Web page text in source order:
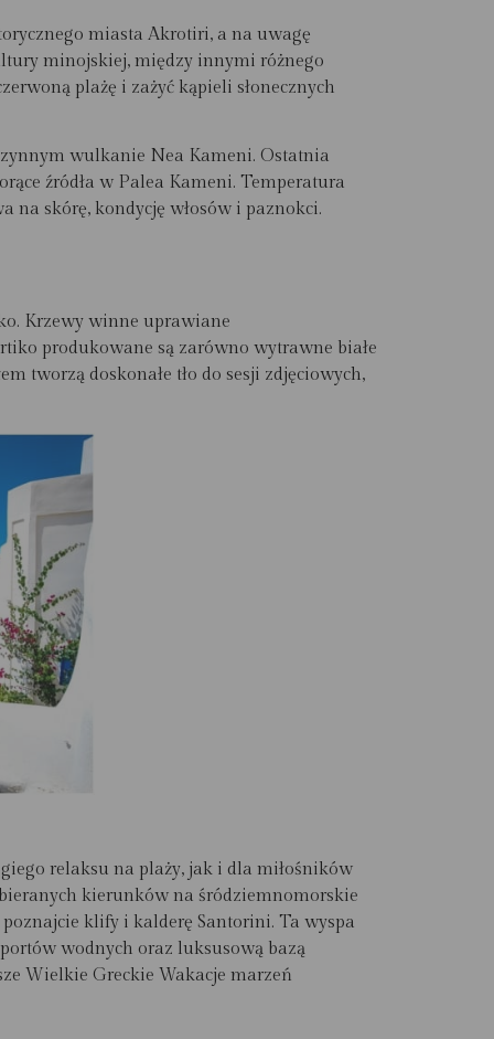
miasta Akrotiri, a na uwagę
minojskiej, między innymi różnego
plażę i zażyć kąpieli słonecznych
wulkanie Nea Kameni. Ostatnia
źródła w Palea Kameni. Temperatura
na skórę, kondycję włosów i paznokci.
Krzewy winne uprawiane
produkowane są zarówno wytrawne białe
tworzą doskonałe tło do sesji zdjęciowych,
relaksu na plaży, jak i dla miłośników
kierunków na śródziemnomorskie
klify i kalderę Santorini. Ta wyspa
wodnych oraz luksusową bazą
Wielkie Greckie Wakacje marzeń